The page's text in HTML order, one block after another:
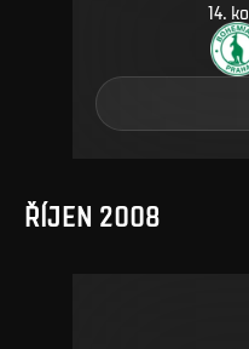
14.
ŘÍJEN 2008